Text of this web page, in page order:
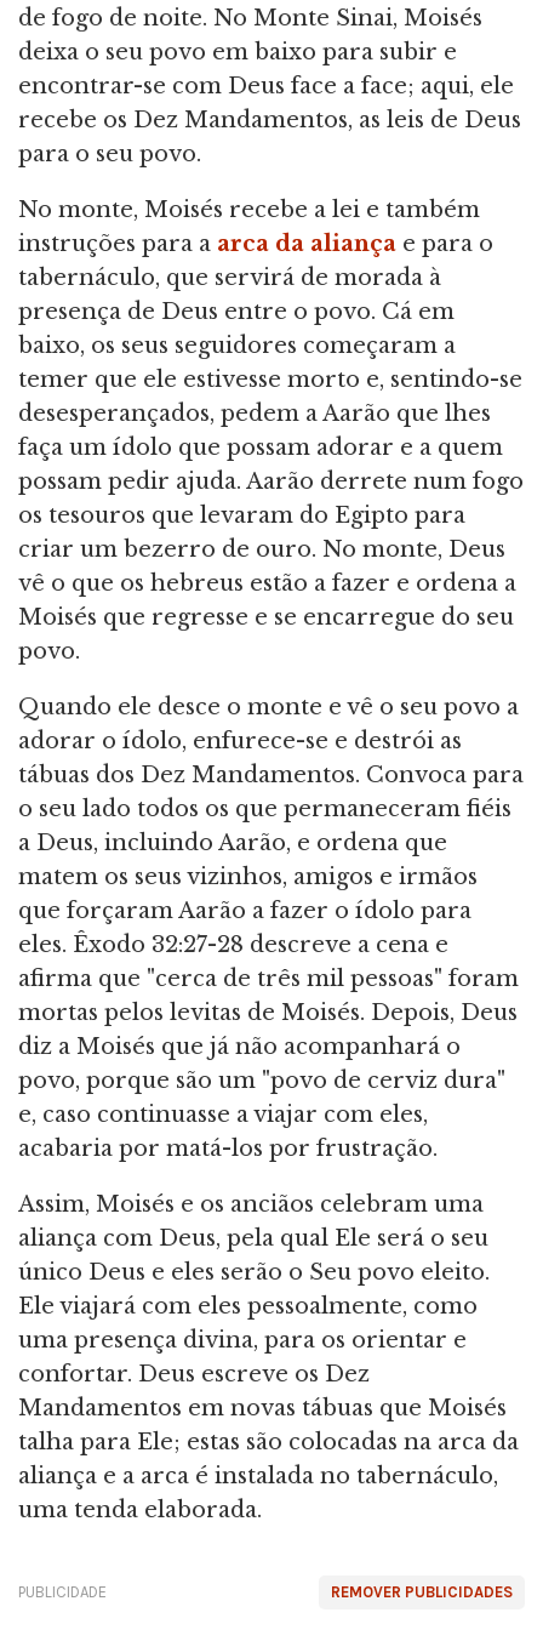
de fogo de noite. No Monte Sinai, Moisés
deixa o seu povo em baixo para subir e
encontrar-se com Deus face a face; aqui, ele
recebe os Dez Mandamentos, as leis de Deus
para o seu povo.
No monte, Moisés recebe a lei e também
instruções para a arca da aliança e para o
tabernáculo, que servirá de morada à
presença de Deus entre o povo. Cá em
baixo, os seus seguidores começaram a
temer que ele estivesse morto e, sentindo-se
desesperançados, pedem a Aarão que lhes
faça um ídolo que possam adorar e a quem
possam pedir ajuda. Aarão derrete num fogo
os tesouros que levaram do Egipto para
criar um bezerro de ouro. No monte, Deus
vê o que os hebreus estão a fazer e ordena a
Moisés que regresse e se encarregue do seu
povo.
Quando ele desce o monte e vê o seu povo a
adorar o ídolo, enfurece-se e destrói as
tábuas dos Dez Mandamentos. Convoca para
o seu lado todos os que permaneceram fiéis
a Deus, incluindo Aarão, e ordena que
matem os seus vizinhos, amigos e irmãos
que forçaram Aarão a fazer o ídolo para
eles. Êxodo 32:27-28 descreve a cena e
afirma que "cerca de três mil pessoas" foram
mortas pelos levitas de Moisés. Depois, Deus
diz a Moisés que já não acompanhará o
povo, porque são um "povo de cerviz dura"
e, caso continuasse a viajar com eles,
acabaria por matá-los por frustração.
Assim, Moisés e os anciãos celebram uma
aliança com Deus, pela qual Ele será o seu
único Deus e eles serão o Seu povo eleito.
Ele viajará com eles pessoalmente, como
uma presença divina, para os orientar e
confortar. Deus escreve os Dez
Mandamentos em novas tábuas que Moisés
talha para Ele; estas são colocadas na arca da
aliança e a arca é instalada no tabernáculo,
uma tenda elaborada.
REMOVER PUBLICIDADES
PUBLICIDADE